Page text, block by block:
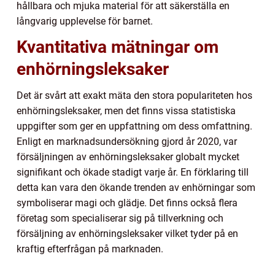
hållbara och mjuka material för att säkerställa en
långvarig upplevelse för barnet.
Kvantitativa mätningar om
enhörningsleksaker
Det är svårt att exakt mäta den stora populariteten hos
enhörningsleksaker, men det finns vissa statistiska
uppgifter som ger en uppfattning om dess omfattning.
Enligt en marknadsundersökning gjord år 2020, var
försäljningen av enhörningsleksaker globalt mycket
signifikant och ökade stadigt varje år. En förklaring till
detta kan vara den ökande trenden av enhörningar som
symboliserar magi och glädje. Det finns också flera
företag som specialiserar sig på tillverkning och
försäljning av enhörningsleksaker vilket tyder på en
kraftig efterfrågan på marknaden.